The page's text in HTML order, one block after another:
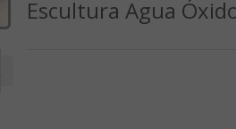
Escultura Agua